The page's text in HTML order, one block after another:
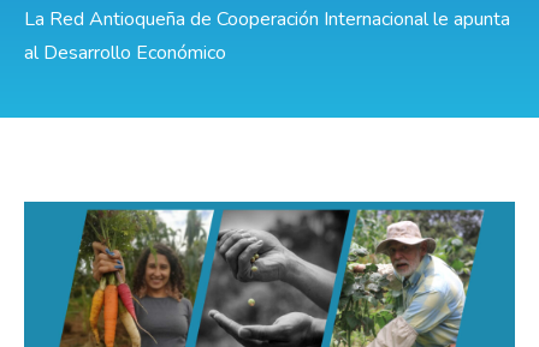
La Red Antioqueña de Cooperación Internacional le apunta
al Desarrollo Económico